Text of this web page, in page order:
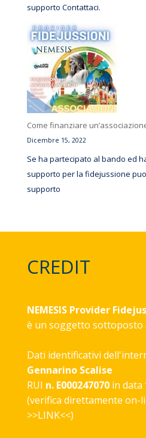
supporto Contattaci.
Come finanziare
Dicembre 15, 2022
Se ha partecipato al bando ed
supporto per la fidejussione
supporto
CREDIT
NEMESIS Provider
è un soggetto sottoposto
Dati identificativi
Gennarino Scalise
RUI n. E000247070in data
(verifica direttamente on-
>>LINK<<)